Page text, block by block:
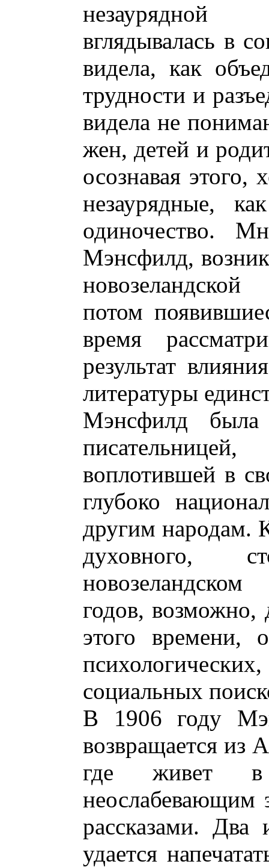
незаурядной
вглядывалась в
видела, как
трудности и
видела не
жен, детей и
осознавая этого,
незаурядные,
одиночество.
Мэнсфилд,
потом
время
результат
литературы
Мэнсфилд была
воплотившей в
глубоко
другим народам.
духовного,
годов, возможно,
этого времени,
социальных
В 1906 году
возвращается из
где живет
неослабевающим
рассказами.
удается